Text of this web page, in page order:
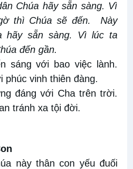
Chúa hãy sẵn sàng. Vì
thì Chúa sẽ đến. Này
hãy sẵn sàng. Vì lúc ta
đến gần.
sáng với bao việc lành.
phúc vinh thiên đàng.
đáng với Cha trên trời.
tránh xa tội đời.
này thân con yếu đuối